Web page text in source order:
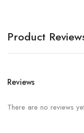
Product
Reviews
There are no reviews